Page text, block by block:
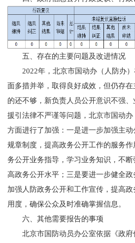
五、存在的主要问题及改进情况
2022年，北京市国动办（人防办）
面多措并举，取得良好成效，但仍存
的还不够，新负责人员公开意识不强
援引法律不严谨等问题，北京市国动
方面进行了加强：一是进一步加强主
规章制度，提高政务公开工作的服务
务公开业务指导，学习业务知识，不
高政务公开水平；三是要进一步健全
加强人防政务公开和工作宣传，提高
用度，确保公众及时准确掌握信息。
六、其他需要报告的事项
北京市国防动员办公室依据《政府